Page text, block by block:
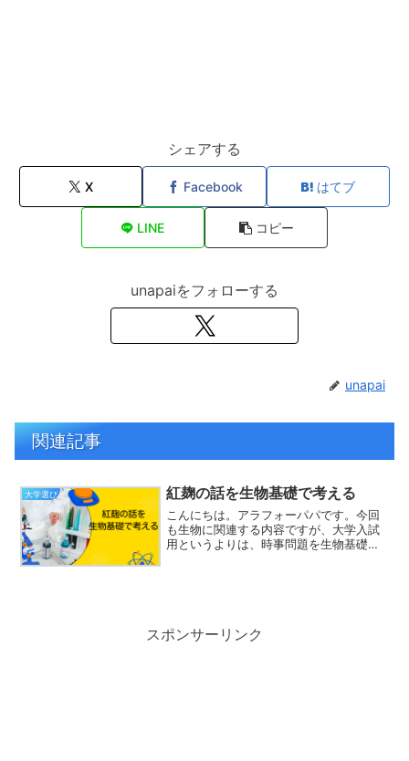
シェアする
X Facebook はてブ
LINE コピー
unapaiをフォローする
unapai
関連記事
大学選び 紅麹の話を生物基礎で考える
こんにちは。アラフォーパパです。今回
も生物に関連する内容ですが、大学入試
用というよりは、時事問題を生物基礎の
スポンサーリンク